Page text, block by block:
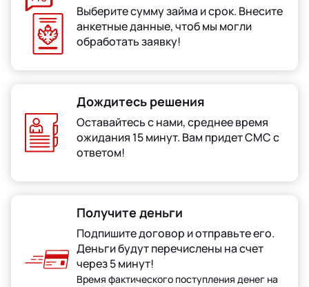
Выберите сумму займа и срок. Внесите
анкетные данные, чтоб мы могли
обработать заявку!
Дождитесь решения
Оставайтесь с нами, среднее время
ожидания 15 минут. Вам придет СМС с
ответом!
Получите деньги
Подпишите договор и отправьте его.
Деньги будут перечислены на счет
через 5 минут!
Время фактического поступления денег на